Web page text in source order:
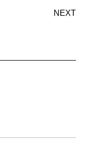
NEXT